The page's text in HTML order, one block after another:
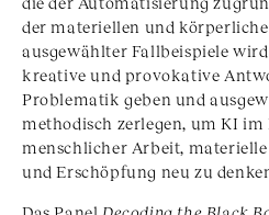
der materiellen und
ausgewählter Fallbeispiele
kreative und provokative
Problematik geben und
methodisch zerlegen, um KI im
menschlicher Arbeit, materielle
und Erschöpfung neu zu